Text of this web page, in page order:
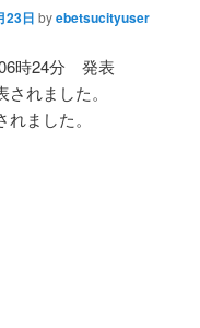
23日 byebetsucityuser
時24分 発表
れました。
ました。